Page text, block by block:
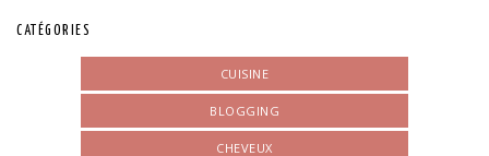
CATÉGORIES
CUISINE
BLOGGING
CHEVEUX